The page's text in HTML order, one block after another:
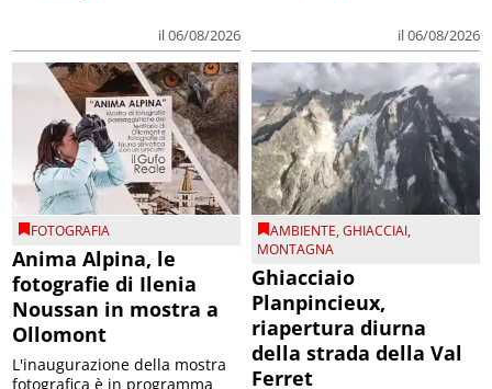
il 06/08/2026 il 06/08/2026
FOTOGRAFIA
Anima Alpina, le
fotografie di Ilenia
Noussan in mostra a
Ollomont
L'inaugurazione della mostra
fotografica è in programma
AMBIENTE,GHIACCIAI,
MONTAGNA
Ghiacciaio
Planpincieux,
riapertura diurna
della strada della Val
Ferret